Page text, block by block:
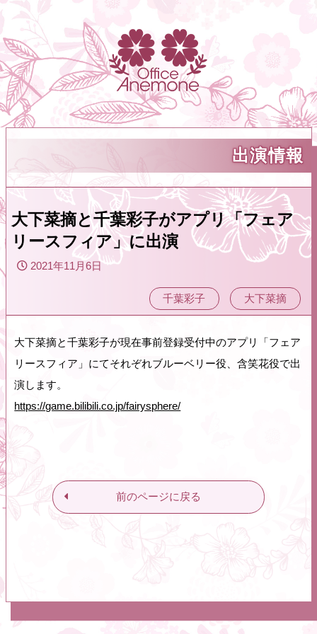
出演情報
大下菜摘と千葉彩子がアプリ「フェア
リースフィア」に出演
2021年11月6日
千葉彩子 大下菜摘
大下菜摘と千葉彩子が現在事前登録受付中のアプリ「フェア
リースフィア」にてそれぞれブルーベリー役、含笑花役で出
演します。
https://game.bilibili.co.jp/fairysphere/
前のページに戻る